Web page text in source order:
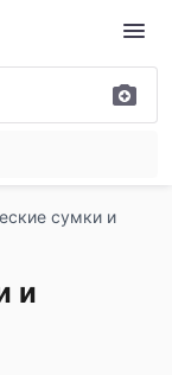
сумки и
и